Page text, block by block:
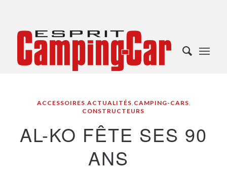
ACCESSOIRES,ACTUALITÉS, CAMPING-CARS,
CONSTRUCTEURS
AL-KO FÊTE SES 90
ANS